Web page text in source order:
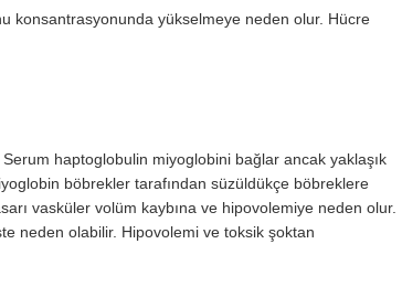
konsantrasyonunda yükselmeye neden olur. Hücre
haptoglobulin miyoglobini bağlar ancak yaklaşık
böbrekler tarafından süzüldükçe böbreklere
vasküler volüm kaybına ve hipovolemiye neden olur.
neden olabilir. Hipovolemi ve toksik şoktan